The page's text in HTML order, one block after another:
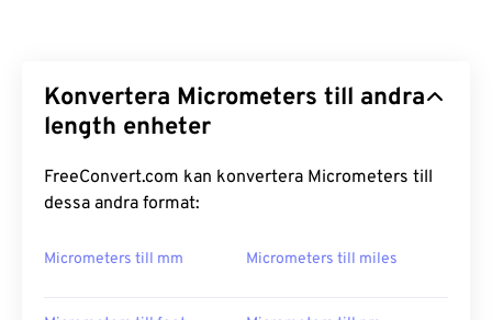
Konvertera Micrometers till andra
length enheter
FreeConvert.com kan konvertera Micrometers till
dessa andra format:
Micrometers till mm Micrometers till miles